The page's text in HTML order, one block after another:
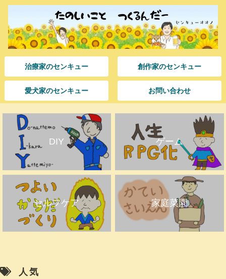
治療家のセンキュー 創作家のセンキュー
愛犬家のセンキュー お問い合わせ
DIY ゲーム
セルフケア 家庭菜園
人気